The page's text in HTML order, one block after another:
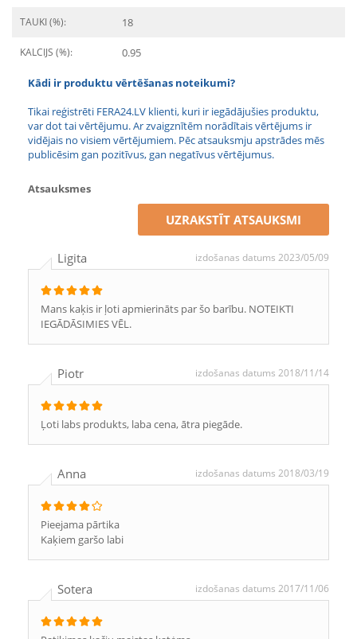
TAUKI (%): 18
KALCIJS (%): 0.95
Kādi ir produktu vērtēšanas noteikumi?
Tikai reģistrēti FERA24.LV klienti, kuri ir iegādājušies produktu,
var dot tai vērtējumu. Ar zvaigznītēm norādītais vērtējums ir
vidējais no visiem vērtējumiem. Pēc atsauksmju apstrādes mēs
publicēsim gan pozitīvus, gan negatīvus vērtējumus.
Atsauksmes
UZRAKSTĪT ATSAUKSMI
Ligita izdošanas datums 2023/05/09
Mans kaķis ir ļoti apmierināts par šo barību. NOTEIKTI
IEGĀDĀSIMIES VĒL.
Piotr izdošanas datums 2018/11/14
Ļoti labs produkts, laba cena, ātra piegāde.
Anna izdošanas datums 2018/03/19
Pieejama pārtika
Kaķiem garšo labi
Sotera izdošanas datums 2017/11/06